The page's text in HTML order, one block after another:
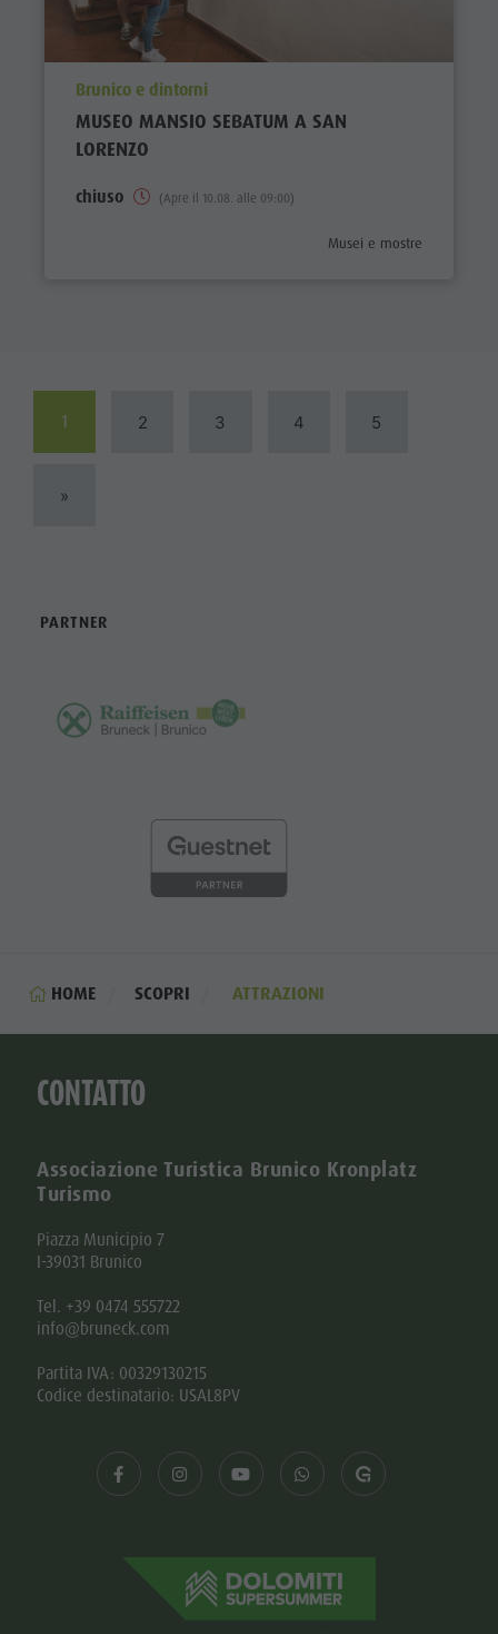
aria.poi_location_prefix
Brunico e dintorni
MUSEO MANSIO SEBATUM A SAN
LORENZO
chiuso (Apre il 10.08. alle 09:00)
aria.poi_category_prefix
Musei e mostre
1 2 3 4 5
»
PARTNER
HOME SCOPRI ATTRAZIONI
CONTATTO
Associazione Turistica Brunico Kronplatz
Turismo
Piazza Municipio 7
I-39031 Brunico
Tel. +39 0474 555722
info@bruneck.com
Partita IVA: 00329130215
Codice destinatario: USAL8PV